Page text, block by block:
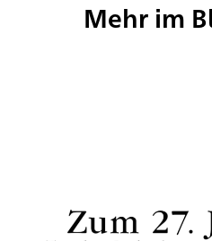
Mehr im